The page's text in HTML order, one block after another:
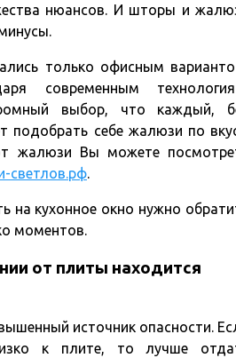
нюансов. И шторы и
только офисным
современным
выбор, что каждый,
подобрать себе жалюзи по
жалюзи Вы можете
светлов.рф.
на кухонное окно нужно
моментов.
от плиты находится
источник опасности.
к плите, то лучше